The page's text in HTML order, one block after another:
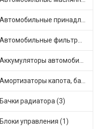
Автомобильные принадлежности и аксессуары (4)
Автомобильные фильтры (1)
Аккумуляторы автомобильные (1)
Амортизаторы капота, багажника (6)
Бачки радиатора (3)
Блоки управления (1)